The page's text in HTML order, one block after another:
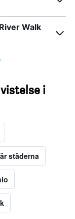
Walk
i
städerna